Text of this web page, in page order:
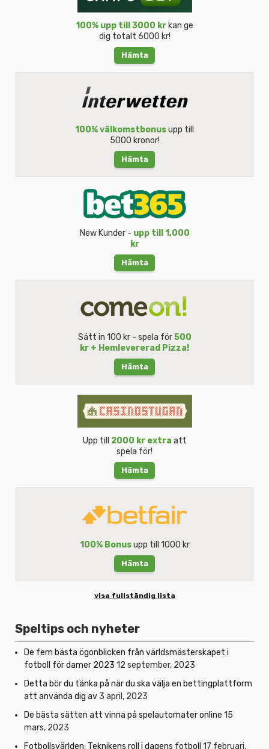
100% upp till 3000 krkan ge
dig totalt 6000 kr!
Hämta
100% välkomstbonusupp till
5000 kronor!
Hämta
New Kunder - upp till 1,000
kr
Hämta
Sätt in 100 kr - spela för500
kr + Hemlevererad Pizza!
Hämta
Upp till 2000 kr extra att
spela för!
Hämta
100% Bonusupp till 1000 kr
Hämta
visa fullständig lista
Speltips och nyheter
De fem bästa ögonblicken från världsmästerskapet i
fotboll för damer 2023 12 september, 2023
Detta bör du tänka på när du ska välja en bettingplattform
att använda dig av 3 april, 2023
De bästa sätten att vinna på spelautomater online 15
mars, 2023
Fotbollsvärlden: Teknikens roll i dagens fotboll 17 februari,